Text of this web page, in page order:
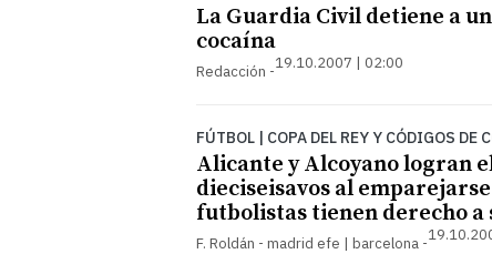
La Guardia Civil detiene a
cocaína
Redacción 19.10.2007 | 02:00
FÚTBOL | COPA DEL REY Y CÓDIGOS DE
Alicante y Alcoyano logran
dieciseisavos al
futbolistas tienen derecho a
F. Roldán - madrid efe | barcelona